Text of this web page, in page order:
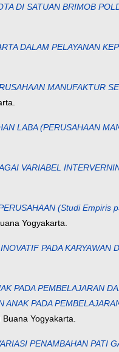
DI SATUAN BRIMOB
DALAM PELAYANAN
MANUFAKTUR
LABA (PERUSAHAAN
VARIABEL
(Studi
Yogyakarta.
PADA KARYAWAN
PADA PEMBELAJARAN
PADA
Yogyakarta.
PENAMBAHAN PATI